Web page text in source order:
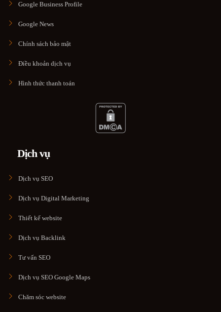
Google Business Profile
Google News
Chính sách bảo mật
Điều khoản dịch vụ
Hình thức thanh toán
Dịch vụ
Dịch vụ SEO
Dịch vụ Digital Marketing
Thiết kế website
Dịch vụ Backlink
Tư vấn SEO
Dịch vụ SEO Google Maps
Chăm sóc website